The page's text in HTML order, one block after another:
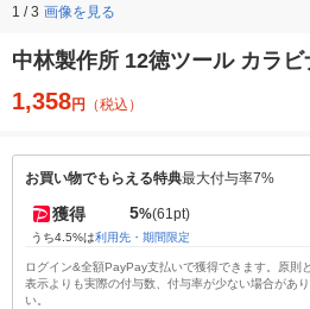
1 / 3 画像を見る
中林製作所 12徳ツール カラ
1,358円 （税込）
お買い物でもらえる特典最大付与率7%
獲得 5%(61pt)
うち4.5%は利用先・期間限定
ログイン&全額PayPay支払いで獲得できます。原則
表示よりも実際の付与数、付与率が少ない場合があ
い。